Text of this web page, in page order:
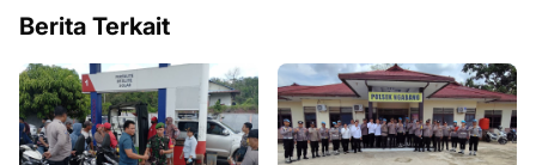
Berita Terkait